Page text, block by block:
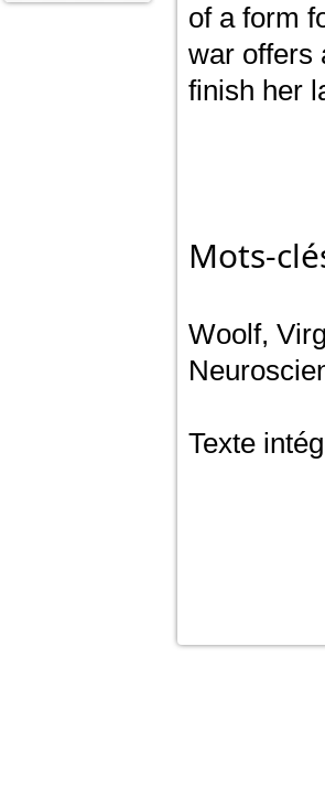
of a form
war offers
finish her
Mots-
Woolf,
Texte